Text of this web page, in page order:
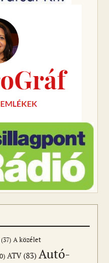
(37) A közélet
ATV(83) Autó-